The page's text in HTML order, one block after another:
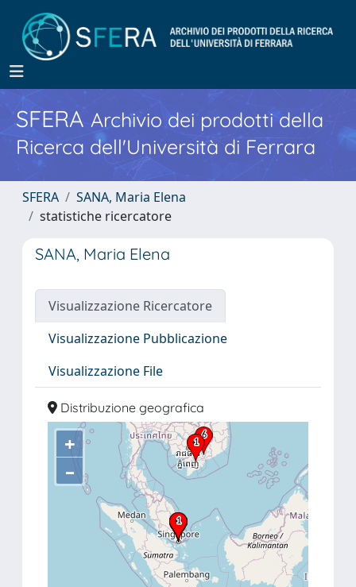
SFERA Archivio dei prodotti della
Ricerca dell'Università di Ferrara
SFERA
SANA, Maria Elena
statistiche ricercatore
SANA, Maria Elena
Visualizzazione Ricercatore
Visualizzazione Pubblicazione
Visualizzazione File
Distribuzione geografica
+
–